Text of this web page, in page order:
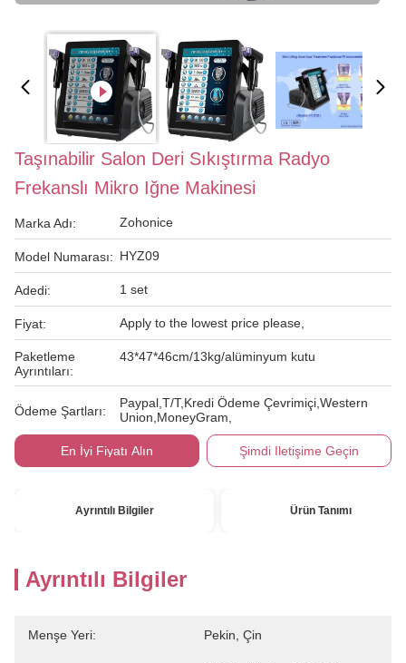
Taşınabilir Salon Deri Sıkıştırma Radyo
Frekanslı Mikro Iğne Makinesi
Marka Adı: Zohonice
Model Numarası: HYZ09
Adedi: 1 set
Fiyat: Apply to the lowest price please,
Paketleme
Ayrıntıları:
43*47*46cm/13kg/alüminyum kutu
Ödeme Şartları:
Paypal,T/T,Kredi Ödeme Çevrimiçi,Western
Union,MoneyGram,
En İyi Fiyatı Alın Şimdi Iletişime Geçin
Ayrıntılı Bilgiler Ürün Tanımı
Ayrıntılı Bilgiler
Menşe Yeri: Pekin, Çin